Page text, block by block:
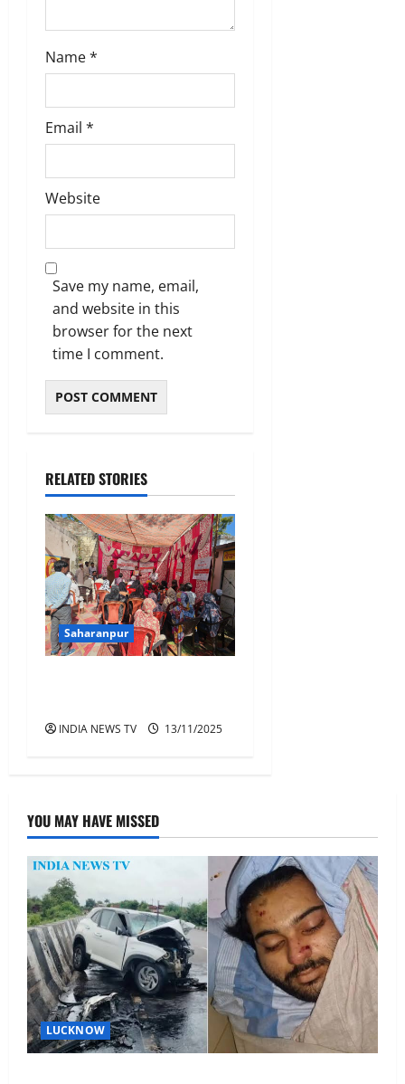
Name*
Email *
Website
Save my name, email,
and website in this
browser for the next
time I comment.
RELATED STORIES
Saharanpur
INDIA NEWS TV 13/11/2025
YOU MAY HAVE MISSED
LUCKNOW